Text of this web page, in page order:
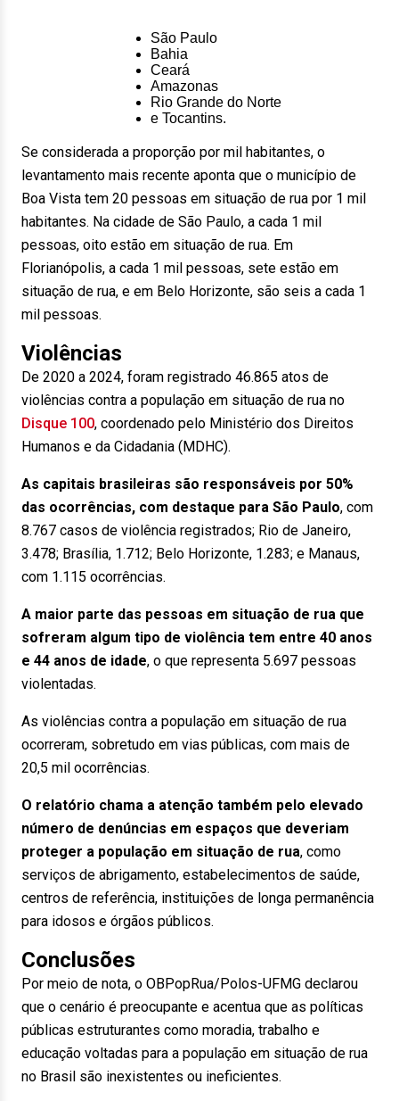
São Paulo
Bahia
Ceará
Amazonas
Rio Grande do Norte
e Tocantins.
Se considerada a proporção por mil habitantes, o
levantamento mais recente aponta que o município de
Boa Vista tem 20 pessoas em situação de rua por 1 mil
habitantes. Na cidade de São Paulo, a cada 1 mil
pessoas, oito estão em situação de rua. Em
Florianópolis, a cada 1 mil pessoas, sete estão em
situação de rua, e em Belo Horizonte, são seis a cada 1
mil pessoas.
Violências
De 2020 a 2024, foram registrado 46.865 atos de
violências contra a população em situação de rua no
Disque 100, coordenado pelo Ministério dos Direitos
Humanos e da Cidadania (MDHC).
As capitais brasileiras são responsáveis por 50%
das ocorrências, com destaque para São Paulo, com
8.767 casos de violência registrados; Rio de Janeiro,
3.478; Brasília, 1.712; Belo Horizonte, 1.283; e Manaus,
com 1.115 ocorrências.
A maior parte das pessoas em situação de rua que
sofreram algum tipo de violência tem entre 40 anos
e 44 anos de idade, o que representa 5.697 pessoas
violentadas.
As violências contra a população em situação de rua
ocorreram, sobretudo em vias públicas, com mais de
20,5 mil ocorrências.
O relatório chama a atenção também pelo elevado
número de denúncias em espaços que deveriam
proteger a população em situação de rua, como
serviços de abrigamento, estabelecimentos de saúde,
centros de referência, instituições de longa permanência
para idosos e órgãos públicos.
Conclusões
Por meio de nota, o OBPopRua/Polos-UFMG declarou
que o cenário é preocupante e acentua que as políticas
públicas estruturantes como moradia, trabalho e
educação voltadas para a população em situação de rua
no Brasil são inexistentes ou ineficientes.